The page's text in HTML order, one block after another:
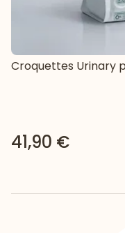
Croquettes Urinary
41,90 €